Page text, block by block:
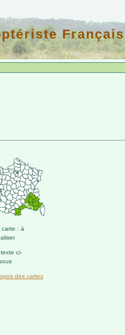
Français
carte : à
texte ci-
des cartes